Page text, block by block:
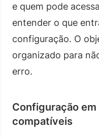
e quem pode
entender o que
configuração. O
organizado para
erro.
Configuração
compatíveis